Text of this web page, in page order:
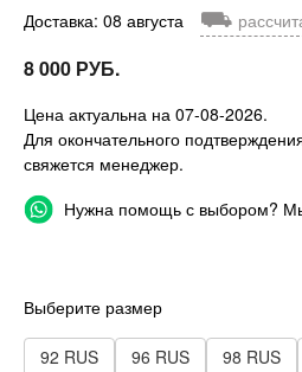
Доставка: 08 августа ⛟
8 000 РУБ.
Цена актуальна на 07-08-2026.
Для окончательного
свяжется менеджер.
Нужна помощь с выбором?
Выберите размер
92 RUS 96 RUS 98 RUS